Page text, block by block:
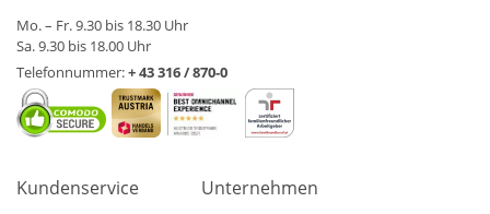
Mo. – Fr. 9.30 bis 18.30 Uhr
Sa. 9.30 bis 18.00 Uhr
Telefonnummer:+ 43 316 / 870-0
Kundenservice Unternehmen